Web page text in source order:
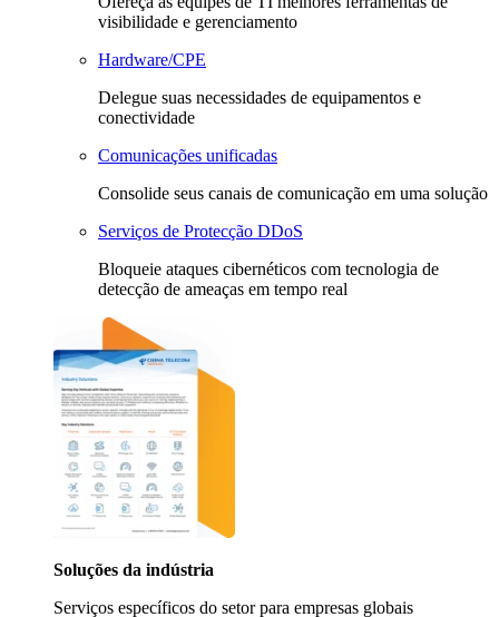
visibilidade e gerenciamento
Hardware/CPE
Delegue suas necessidades de equipamentos e
conectividade
Comunicações unificadas
Consolide seus canais de comunicação em uma solução
Serviços de Protecção DDoS
Bloqueie ataques cibernéticos com tecnologia de
detecção de ameaças em tempo real
Soluções da indústria
Serviços específicos do setor para empresas globais